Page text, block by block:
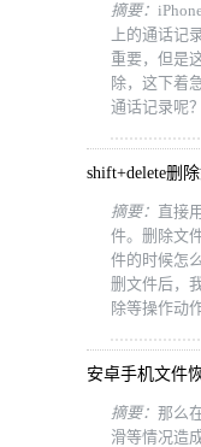
摘要：
上的通话记
重要，但是
除，这下着
通话记录呢
shift+delete删
摘要： 直接
件。删除文
件的时候怎
删文件后，
除等操作动
安卓手机文件
摘要： 那么
滑等情况造